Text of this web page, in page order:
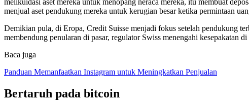
melikuidasi aset mereka untuk menopang neraca mereka, itu membuat
menjual aset pendukung mereka untuk kerugian besar ketika permintaan
Demikian pula, di Eropa, Credit Suisse menjadi fokus setelah pendukung
membendung penularan di pasar, regulator Swiss menengahi kesepakatan
Baca juga
Panduan Memanfaatkan Instagram untuk Meningkatkan Penjualan
Bertaruh pada bitcoin